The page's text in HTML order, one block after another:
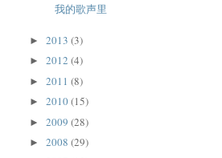
我的歌声里
► 2013 (3)
► 2012 (4)
► 2011 (8)
► 2010(15)
► 2009 (28)
► 2008 (29)